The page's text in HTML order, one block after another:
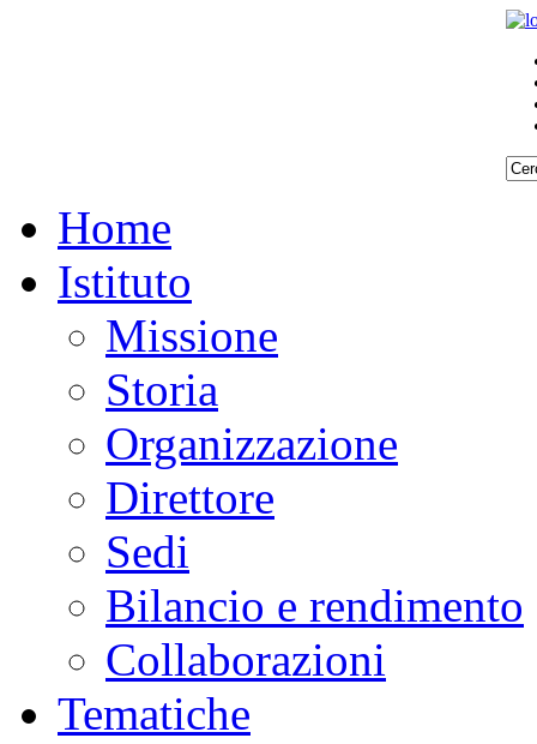
Home
Istituto
Missione
Storia
Organizzazione
Direttore
Sedi
Bilancio e rendimento
Collaborazioni
Tematiche